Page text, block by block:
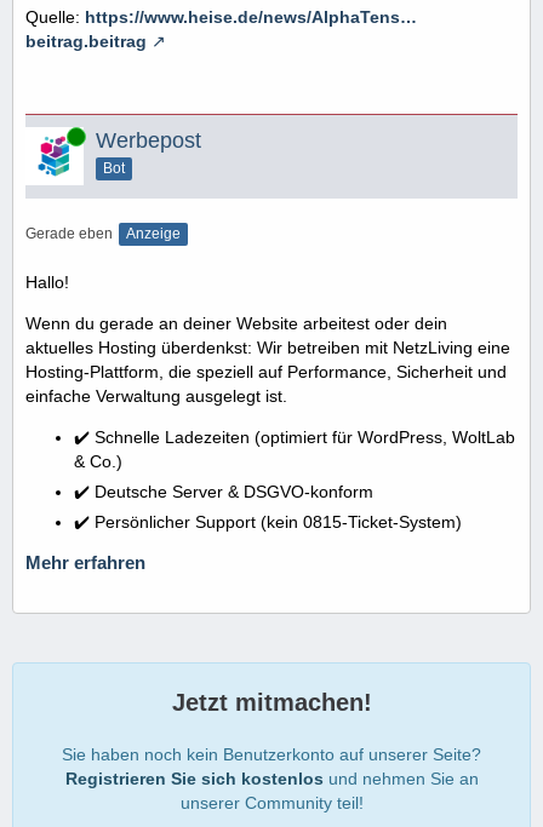
Quelle: https://www.heise.de/news/AlphaTens…
beitrag.beitrag
Online Werbepost
Bot
Gerade eben Anzeige
Hallo!
Wenn du gerade an deiner Website arbeitest oder dein
aktuelles Hosting überdenkst: Wir betreiben mit NetzLiving eine
Hosting-Plattform, die speziell auf Performance, Sicherheit und
einfache Verwaltung ausgelegt ist.
✔️ Schnelle Ladezeiten (optimiert für WordPress, WoltLab
& Co.)
✔️ Deutsche Server & DSGVO-konform
✔️ Persönlicher Support (kein 0815-Ticket-System)
Mehr erfahren
Jetzt mitmachen!
Sie haben noch kein Benutzerkonto auf unserer Seite?
Registrieren Sie sich kostenlos und nehmen Sie an
unserer Community teil!